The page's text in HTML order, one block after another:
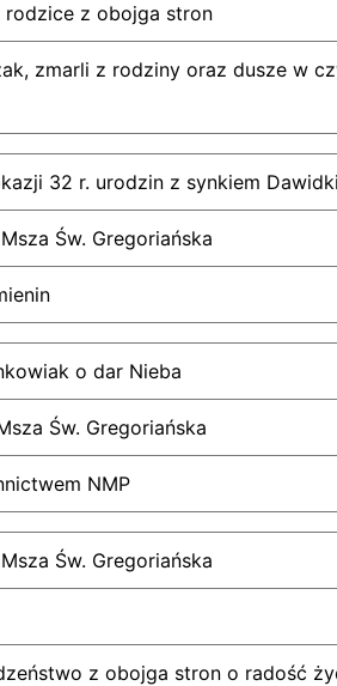
z obojga stron
zmarli z rodziny oraz dusze w
32 r. urodzin z synkiem
Św. Gregoriańska
o dar Nieba
Św. Gregoriańska
NMP
Św. Gregoriańska
z obojga stron o radość